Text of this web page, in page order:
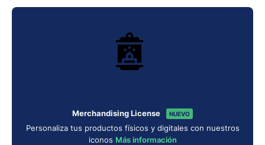
Merchandising License NUEVO
Personaliza tus productos físicos y digitales con nuestros
iconos Más información